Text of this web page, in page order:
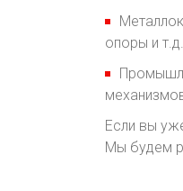
опоры и т.д.
Если вы
Мы будем